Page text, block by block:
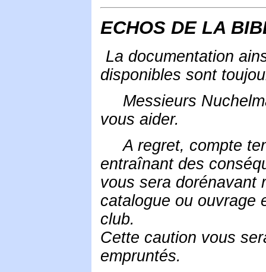
ECHOS DE LA
La documentation
disponibles sont
Messieurs
vous aider.
A regret, compte
entraînant des
vous sera dorénavant
catalogue ou ouvrage
club.
Cette caution vous
empruntés.